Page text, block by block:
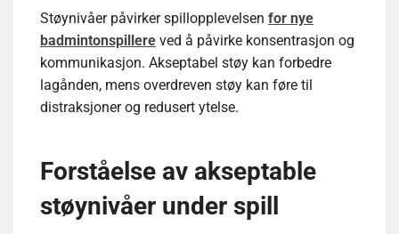
Støynivåer påvirker spillopplevelsen for nye
badmintonspillere ved å påvirke konsentrasjon og
kommunikasjon. Akseptabel støy kan forbedre
lagånden, mens overdreven støy kan føre til
distraksjoner og redusert ytelse.
Forståelse av akseptable
støynivåer under spill